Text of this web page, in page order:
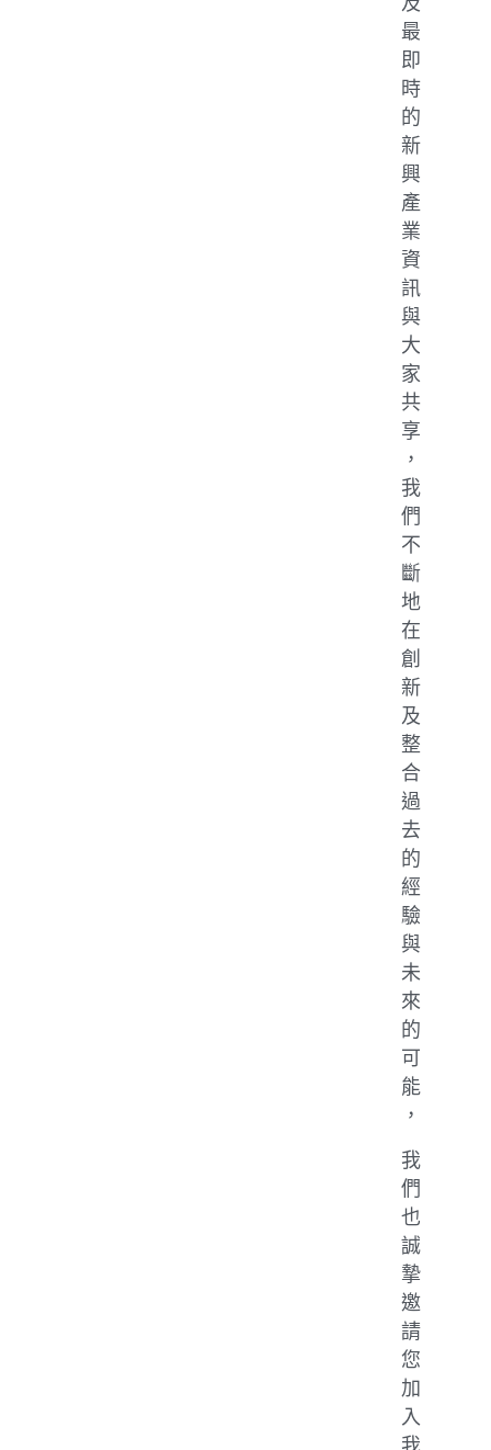
最
即
時
的
新
興
產
業
資
訊
與
大
家
共
享
，
我
們
不
斷
地
在
創
新
及
整
合
過
去
的
經
驗
與
未
來
的
可
能
，
我
們
也
誠
摯
邀
請
您
加
入